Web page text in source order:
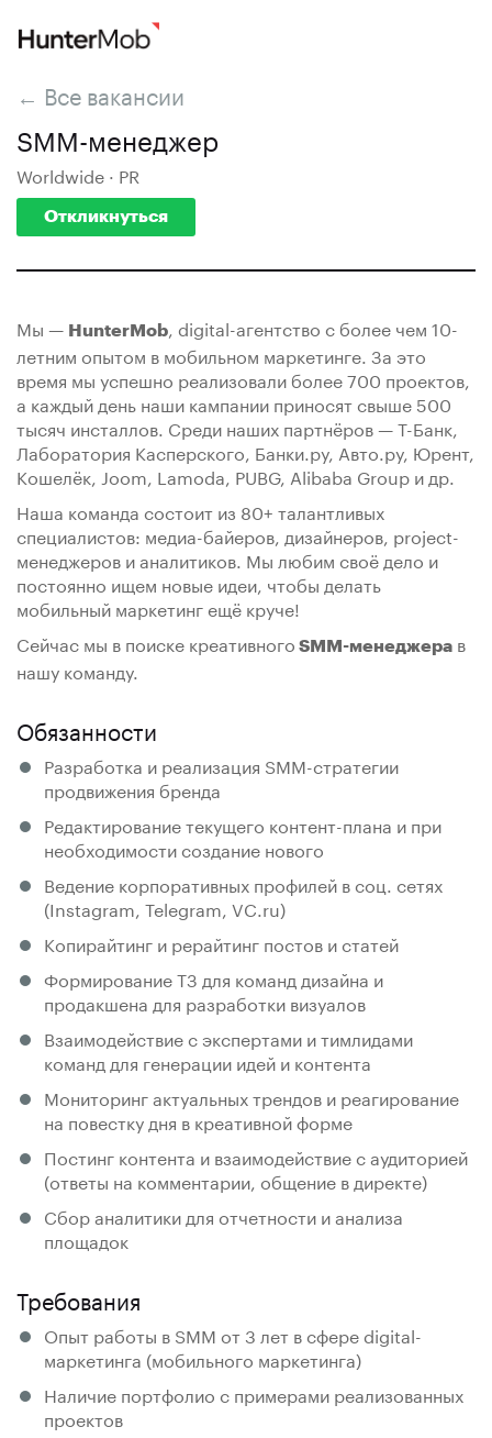
← Все вакансии
SMM-менеджер
Worldwide · PR
Откликнуться
Мы — HunterMob, digital-агентство с более чем 10-
летним опытом в мобильном маркетинге. За это
время мы успешно реализовали более 700 проектов,
а каждый день наши кампании приносят свыше 500
тысяч инсталлов. Среди наших партнёров — Т-Банк,
Лаборатория Касперского, Банки.ру, Авто.ру, Юрент,
Кошелёк, Joom, Lamoda, PUBG, Alibaba Group и др.
Наша команда состоит из 80+ талантливых
специалистов: медиа-байеров, дизайнеров, project-
менеджеров и аналитиков. Мы любим своё дело и
постоянно ищем новые идеи, чтобы делать
мобильный маркетинг ещё круче!
Сейчас мы в поиске креативного SMM-менеджера в
нашу команду.
Обязанности
Разработка и реализация SMM-стратегии
продвижения бренда
Редактирование текущего контент-плана и при
необходимости создание нового
Ведение корпоративных профилей в соц. сетях
(Instagram, Telegram, VC.ru)
Копирайтинг и рерайтинг постов и статей
Формирование ТЗ для команд дизайна и
продакшена для разработки визуалов
Взаимодействие с экспертами и тимлидами
команд для генерации идей и контента
Мониторинг актуальных трендов и реагирование
на повестку дня в креативной форме
Постинг контента и взаимодействие с аудиторией
(ответы на комментарии, общение в директе)
Сбор аналитики для отчетности и анализа
площадок
Требования
Опыт работы в SMM от 3 лет в сфере digital-
маркетинга (мобильного маркетинга)
Наличие портфолио с примерами реализованных
проектов